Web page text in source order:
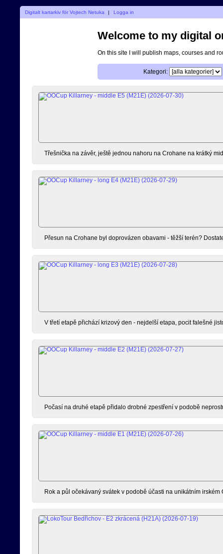
Digitalt kartarkiv för Vojtech Netuka | Logga in
Welcome to my digital
On this site I will publish maps, courses and
Kategori:
Třešnička na závěr, ještě jednou nahoru na Crohane na krátký
Přesun na Crohane byl doprovázen obavami - těžší terén?
V třetí etapě přichází krizový den - nejdelší etapa, pocit falešné
Počasí na druhé etapě přidalo drobné zpestření v podobě
Rok a půl očekávaný svátek v podobě účasti na unikátním